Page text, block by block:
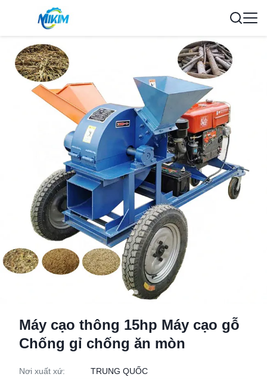
Máy cạo thông 15hp Máy cạo gỗ
Chống gỉ chống ăn mòn
Nơi xuất xứ: TRUNG QUỐC